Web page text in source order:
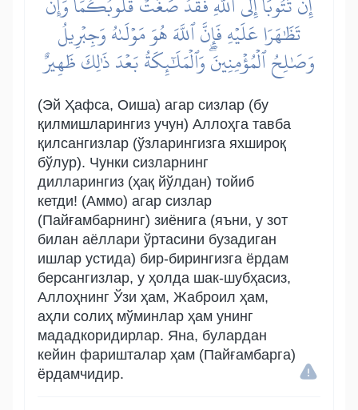
تَظَٰهَرَا عَلَيۡهِ فَإِنَّ ٱللَّهَ هُوَ مَوۡلَىٰهُ وَجِبۡرِيلُ
وَصَٰلِحُ ٱلۡمُؤۡمِنِينَۖ وَٱلۡمَلَٰٓئِكَةُ بَعۡدَ ذَٰلِكَ ظَهِيرٌ
(Эй Ҳафса, Оиша) агар сизлар (бу
қилмишларингиз учун) Аллоҳга тавба
қилсангизлар (ўзларингизга яхшироқ
бўлур). Чунки сизларнинг
дилларингиз (ҳақ йўлдан) тойиб
кетди! (Аммо) агар сизлар
(Пайғамбарнинг) зиёнига (яъни, у зот
билан аёллари ўртасини бузадиган
ишлар устида) бир-бирингизга ёрдам
берсангизлар, у ҳолда шак-шубҳасиз,
Аллоҳнинг Ўзи ҳам, Жаброил ҳам,
аҳли солиҳ мўминлар ҳам унинг
мададкоридирлар. Яна, булардан
кейин фаришталар ҳам (Пайғамбарга)
ёрдамчидир.